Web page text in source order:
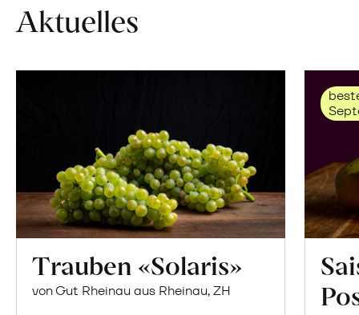
Aktuelles
Trauben «Solaris»
von Gut Rheinau aus Rheinau, ZH